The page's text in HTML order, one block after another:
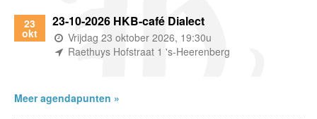
23
okt
23-10-2026 HKB-café Dialect
(wanneer)
Vrijdag 23 oktober 2026, 19:30u
(waar)
Raethuys Hofstraat 1 's-Heerenberg
Meer agendapunten »